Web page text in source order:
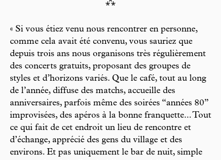
⁂
« Si vous étiez venu nous rencontrer en personne,
comme cela avait été convenu, vous sauriez que
depuis trois ans nous organisons très régulièrement
des concerts gratuits, proposant des groupes de
styles et d’horizons variés. Que le café, tout au long
de l’année, diffuse des matchs, accueille des
anniversaires, parfois même des soirées “années 80”
improvisées, des apéros à la bonne franquette... Tout
ce qui fait de cet endroit un lieu de rencontre et
d’échange, apprécié des gens du village et des
environs. Et pas uniquement le bar de nuit, simple